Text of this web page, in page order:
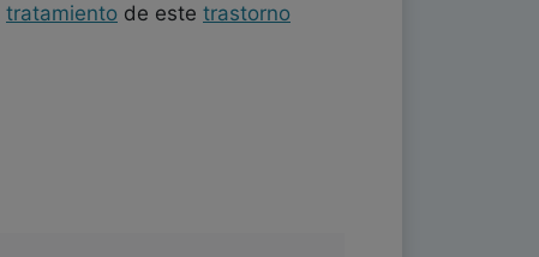
tratamiento de este trastorno